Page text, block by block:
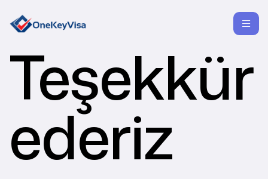
Teşekkür
ederiz